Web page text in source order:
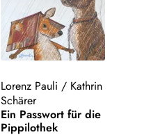
Lorenz Pauli / Kathrin
Schärer
Ein Passwort für die
Pippilothek